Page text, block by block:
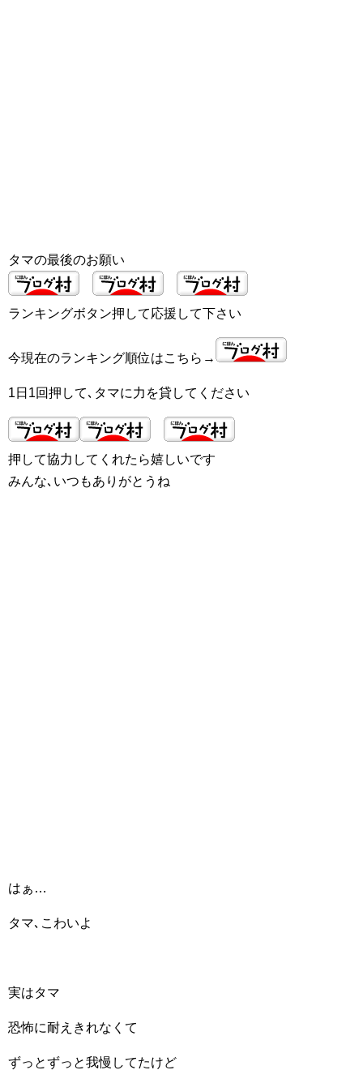
タマの最後のお願い
ランキングボタン押して応援して下さい
今現在のランキング順位はこちら→
1日1回押して､タマに力を貸してください
押して協力してくれたら嬉しいです
みんな､いつもありがとうね
はぁ…
タマ､こわいよ
実はタマ
恐怖に耐えきれなくて
ずっとずっと我慢してたけど